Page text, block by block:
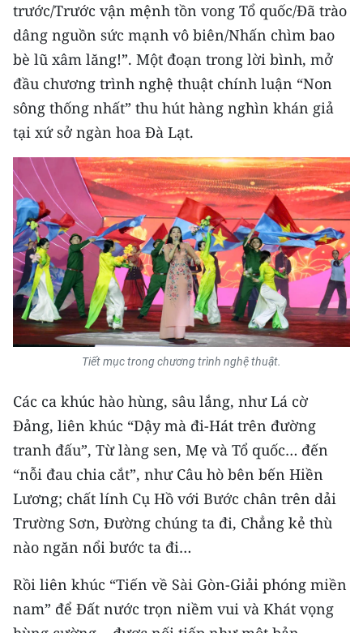
VỀ BÁO NHÂN DÂN
NHÂN DÂN CUỐI TUẦN
MUA BÁO
ĐỌC BÁO IN
ENGLISH
中文
РУССКИЙ
ESPAÑOL
한국어
trước/Trước vận mệnh tồn vong Tổ quốc/Đã trào
dâng nguồn sức mạnh vô biên/Nhấn chìm bao
bè lũ xâm lăng!”. Một đoạn trong lời bình, mở
đầu chương trình nghệ thuật chính luận “Non
sông thống nhất” thu hút hàng nghìn khán giả
tại xứ sở ngàn hoa Đà Lạt.
Tiết mục trong chương trình nghệ thuật.
Các ca khúc hào hùng, sâu lắng, như Lá cờ
Đảng, liên khúc “Dậy mà đi-Hát trên đường
tranh đấu”, Từ làng sen, Mẹ và Tổ quốc… đến
“nỗi đau chia cắt”, như Câu hò bên bến Hiền
Lương; chất lính Cụ Hồ với Bước chân trên dải
Trường Sơn, Đường chúng ta đi, Chẳng kẻ thù
nào ngăn nổi bước ta đi…
Rồi liên khúc “Tiến về Sài Gòn-Giải phóng miền
nam” để Đất nước trọn niềm vui và Khát vọng